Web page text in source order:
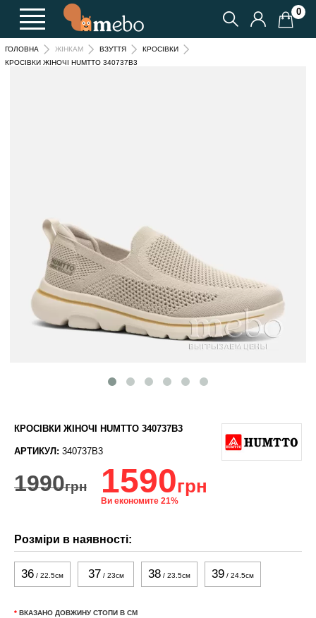
0
ГОЛОВНА ЖІНКАМ ВЗУТТЯ
КРОСІВКИ
КРОСІВКИ ЖІНОЧІ HUMTTO 340737B3
КРОСІВКИ ЖІНОЧІ HUMTTO 340737B3
АРТИКУЛ: 340737B3
1990грн 1590грн
Ви економите 21%
Розміри в наявності:
36 / 22.5см 37 / 23см 38 / 23.5см 39 / 24.5см
* ВКАЗАНО ДОВЖИНУ СТОПИ В СМ